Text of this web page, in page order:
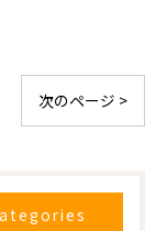
次のページ >